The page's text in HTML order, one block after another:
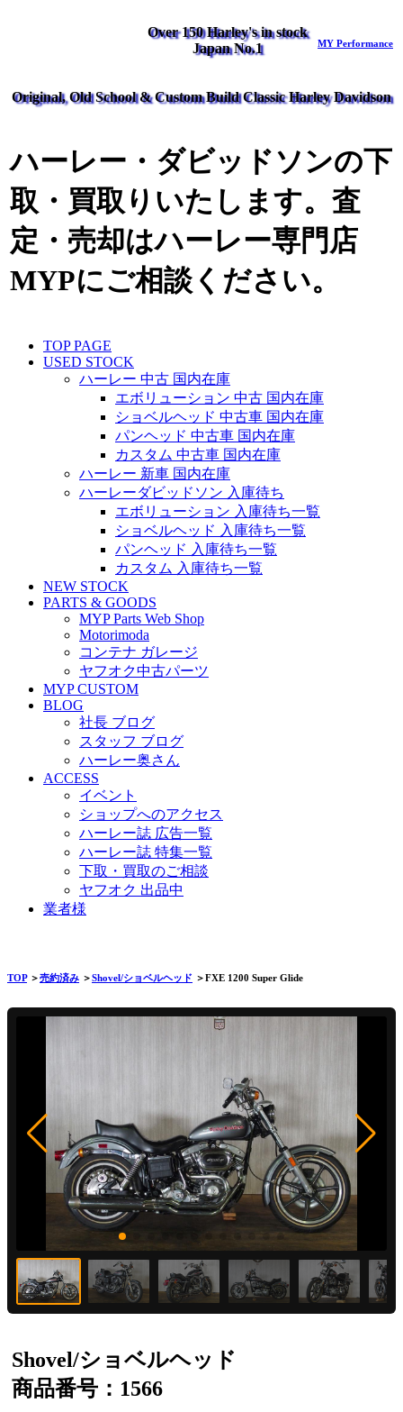
Over 150 Harley's in stock
Japan No.1
MY Performance
Original, Old School & Custom Build Classic Harley Davidson
ハーレー・ダビッドソンの下
取・買取りいたします。査
定・売却はハーレー専門店
MYPにご相談ください。
TOP PAGE
USED STOCK
ハーレー 中古 国内在庫
エボリューション 中古 国内在庫
ショベルヘッド 中古車 国内在庫
パンヘッド 中古車 国内在庫
カスタム 中古車 国内在庫
ハーレー 新車 国内在庫
ハーレーダビッドソン 入庫待ち
エボリューション 入庫待ち一覧
ショベルヘッド 入庫待ち一覧
パンヘッド 入庫待ち一覧
カスタム 入庫待ち一覧
NEW STOCK
PARTS & GOODS
MYP Parts Web Shop
Motorimoda
コンテナ ガレージ
ヤフオク中古パーツ
MYP CUSTOM
BLOG
社長 ブログ
スタッフ ブログ
ハーレー奥さん
ACCESS
イベント
ショップへのアクセス
ハーレー誌 広告一覧
ハーレー誌 特集一覧
下取・買取のご相談
ヤフオク 出品中
業者様
TOP＞売約済み ＞Shovel/ショベルヘッド ＞FXE 1200 Super Glide
Shovel/ショベルヘッド
商品番号：1566